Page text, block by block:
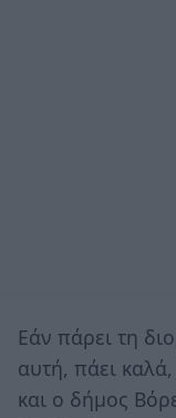
Εάν πάρει τη
αυτή, πάει
και ο δήμος